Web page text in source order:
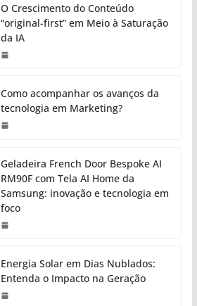
O Crescimento do Conteúdo
“original-first” em Meio à Saturação
da IA
Como acompanhar os avanços da
tecnologia em Marketing?
Geladeira French Door Bespoke AI
RM90F com Tela AI Home da
Samsung: inovação e tecnologia em
foco
Energia Solar em Dias Nublados:
Entenda o Impacto na Geração